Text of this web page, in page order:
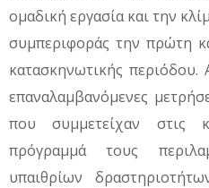
ομαδική εργασία και την
συμπεριφοράς την πρώτη
κατασκηνωτικής περιόδου.
επαναλαμβανόμενες
που συμμετείχαν στις
πρόγραμμά τους
υπαιθρίων